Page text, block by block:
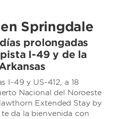
Springdale
prolongadas
I-49 y de la
I-49 y US-412, a 18
Nacional del Noroeste
Extended Stay by
da la bienvenida con